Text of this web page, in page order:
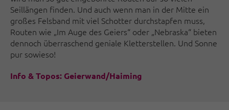
Seillängen finden. Und auch wenn man in der Mitte ein
großes Felsband mit viel Schotter durchstapfen muss,
Routen wie „Im Auge des Geiers“ oder „Nebraska“ bieten
dennoch überraschend geniale Kletterstellen. Und Sonne
pur sowieso!
Info & Topos: Geierwand/Haiming